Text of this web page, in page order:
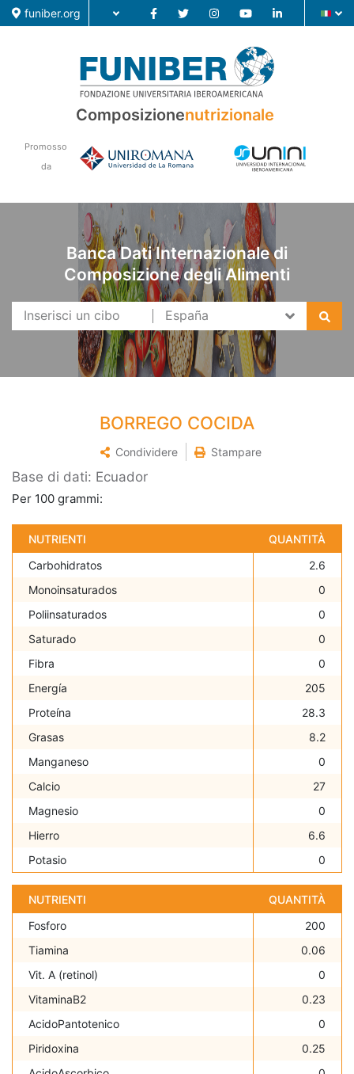
funiber.org
Composizione nutrizionale
Formazione
Notizie
Composizionenutrizionale
Promosso
da
Banca Dati Internazionale di
Composizione degli Alimenti
BORREGO COCIDA
Condividere Stampare
Base di dati: Ecuador
Per 100 grammi:
NUTRIENTI
QUANTITÀ
Carbohidratos
2.6
Monoinsaturados
0
Poliinsaturados
0
Saturado
0
Fibra
0
Energía
205
Proteína
28.3
Grasas
8.2
Manganeso
0
Calcio
27
Magnesio
0
Hierro
6.6
Potasio
0
NUTRIENTI
QUANTITÀ
Fosforo
200
Tiamina
0.06
Vit. A (retinol)
0
VitaminaB2
0.23
AcidoPantotenico
0
Piridoxina
0.25